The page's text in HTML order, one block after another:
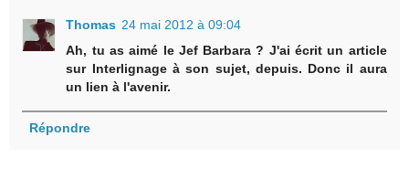
Thomas 24 mai 2012 à 09:04
Ah, tu as aimé le Jef Barbara ? J'ai écrit un article
sur Interlignage à son sujet, depuis. Donc il aura
un lien à l'avenir.
Répondre